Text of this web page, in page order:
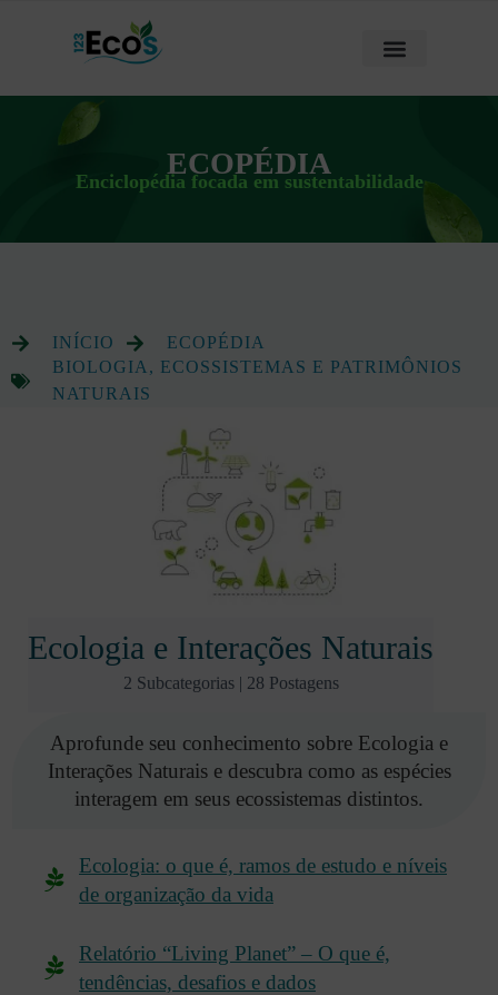
ECOPÉDIA
Enciclopédia focada em sustentabilidade
INÍCIO
ECOPÉDIA
BIOLOGIA, ECOSSISTEMAS E PATRIMÔNIOS
NATURAIS
Ecologia e Interações Naturais
2 Subcategorias | 28 Postagens
Aprofunde seu conhecimento sobre Ecologia e
Interações Naturais e descubra como as espécies
interagem em seus ecossistemas distintos.
Ecologia: o que é, ramos de estudo e níveis
de organização da vida
Relatório “Living Planet” – O que é,
tendências, desafios e dados